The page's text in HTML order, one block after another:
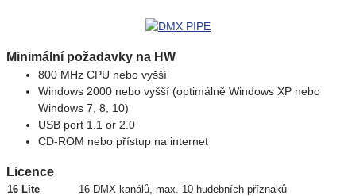
Minimální požadavky na HW
800 MHz CPU nebo vyšší
Windows 2000 nebo vyšší (optimálně Windows XP nebo
Windows 7, 8, 10)
USB port 1.1 or 2.0
CD-ROM nebo přístup na internet
Licence
16 Lite
16 DMX kanálů, max. 10 hudebních příznaků